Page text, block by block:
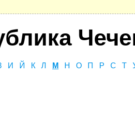
И Й К Л М Н О П Р С Т